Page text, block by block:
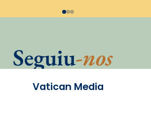
Seguiu-nos
Vatican Media